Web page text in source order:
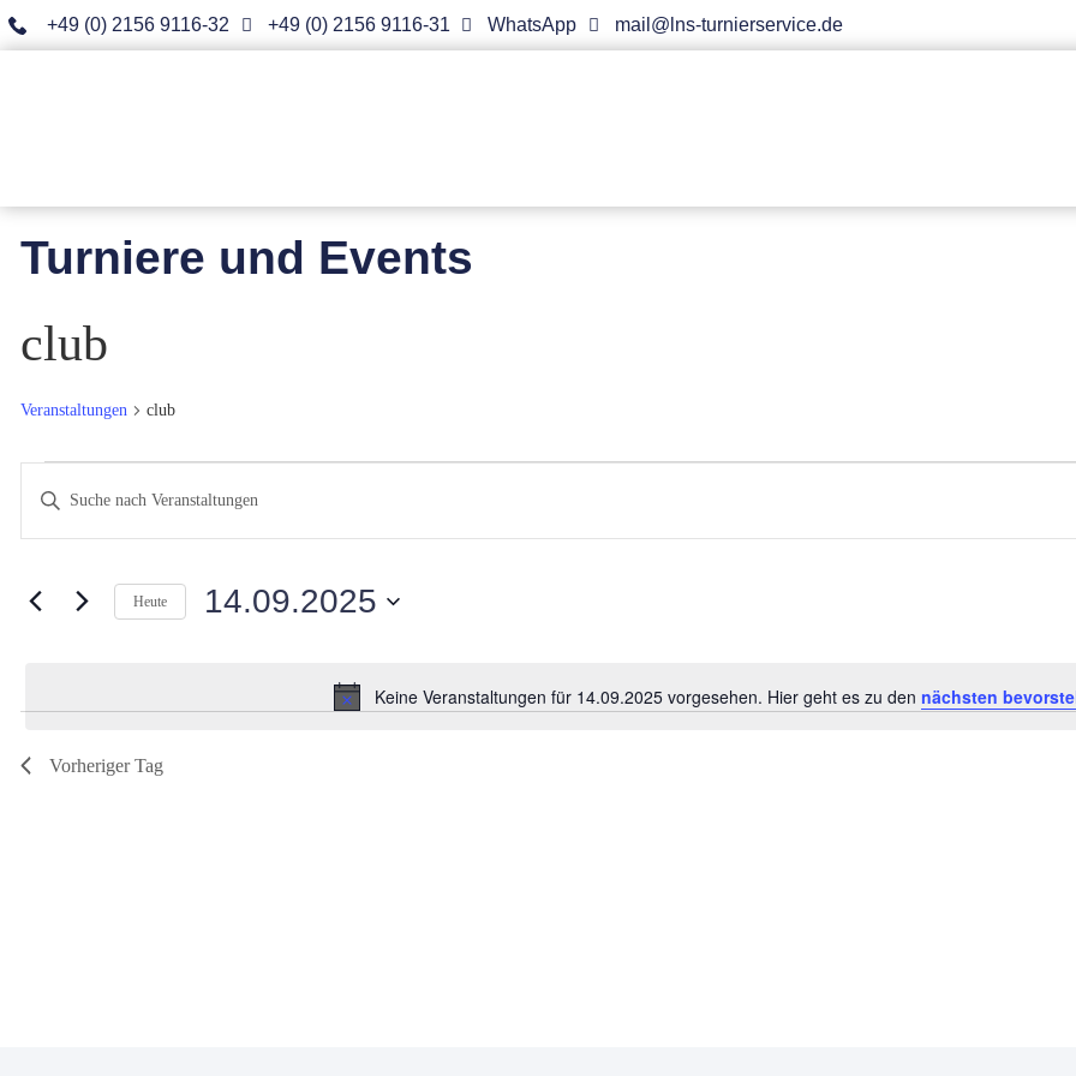
+49 (0) 2156 9116-32 +49 (0) 2156 9116-31 WhatsApp mail@lns-turnierservice.de
Turniere und Events
club
Veranstaltungen club
Hinweis
Keine Veranstaltungen für 14.09.2025 vorgesehen. Hier geht es zu den nächsten
Veranstaltungen
Suche
Ansichten,
Schlüsselwort
Suche
Veranstaltungen
Schlüsselwort.
Heute 14.09.2025
Vorheriger Tag